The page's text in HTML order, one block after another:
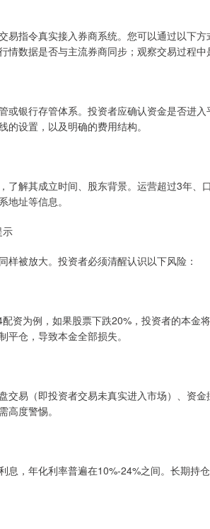
易指令真实接入券商系统。您可以通过以下
情数据是否与主流券商同步；观察交易过程中
或银行存管体系。投资者应确认资金是否进
的设置，以及明确的费用结构。
了解其成立时间、股东背景。运营超过3年、
地址等信息。
示
样被放大。投资者必须清醒认识以下风险：
资为例，如果股票下跌20%，投资者的本金
平仓，导致本金全部损失。
交易（即投资者交易未真实进入市场）、资
高度警惕。
息，年化利率普遍在10%-24%之间。长期持